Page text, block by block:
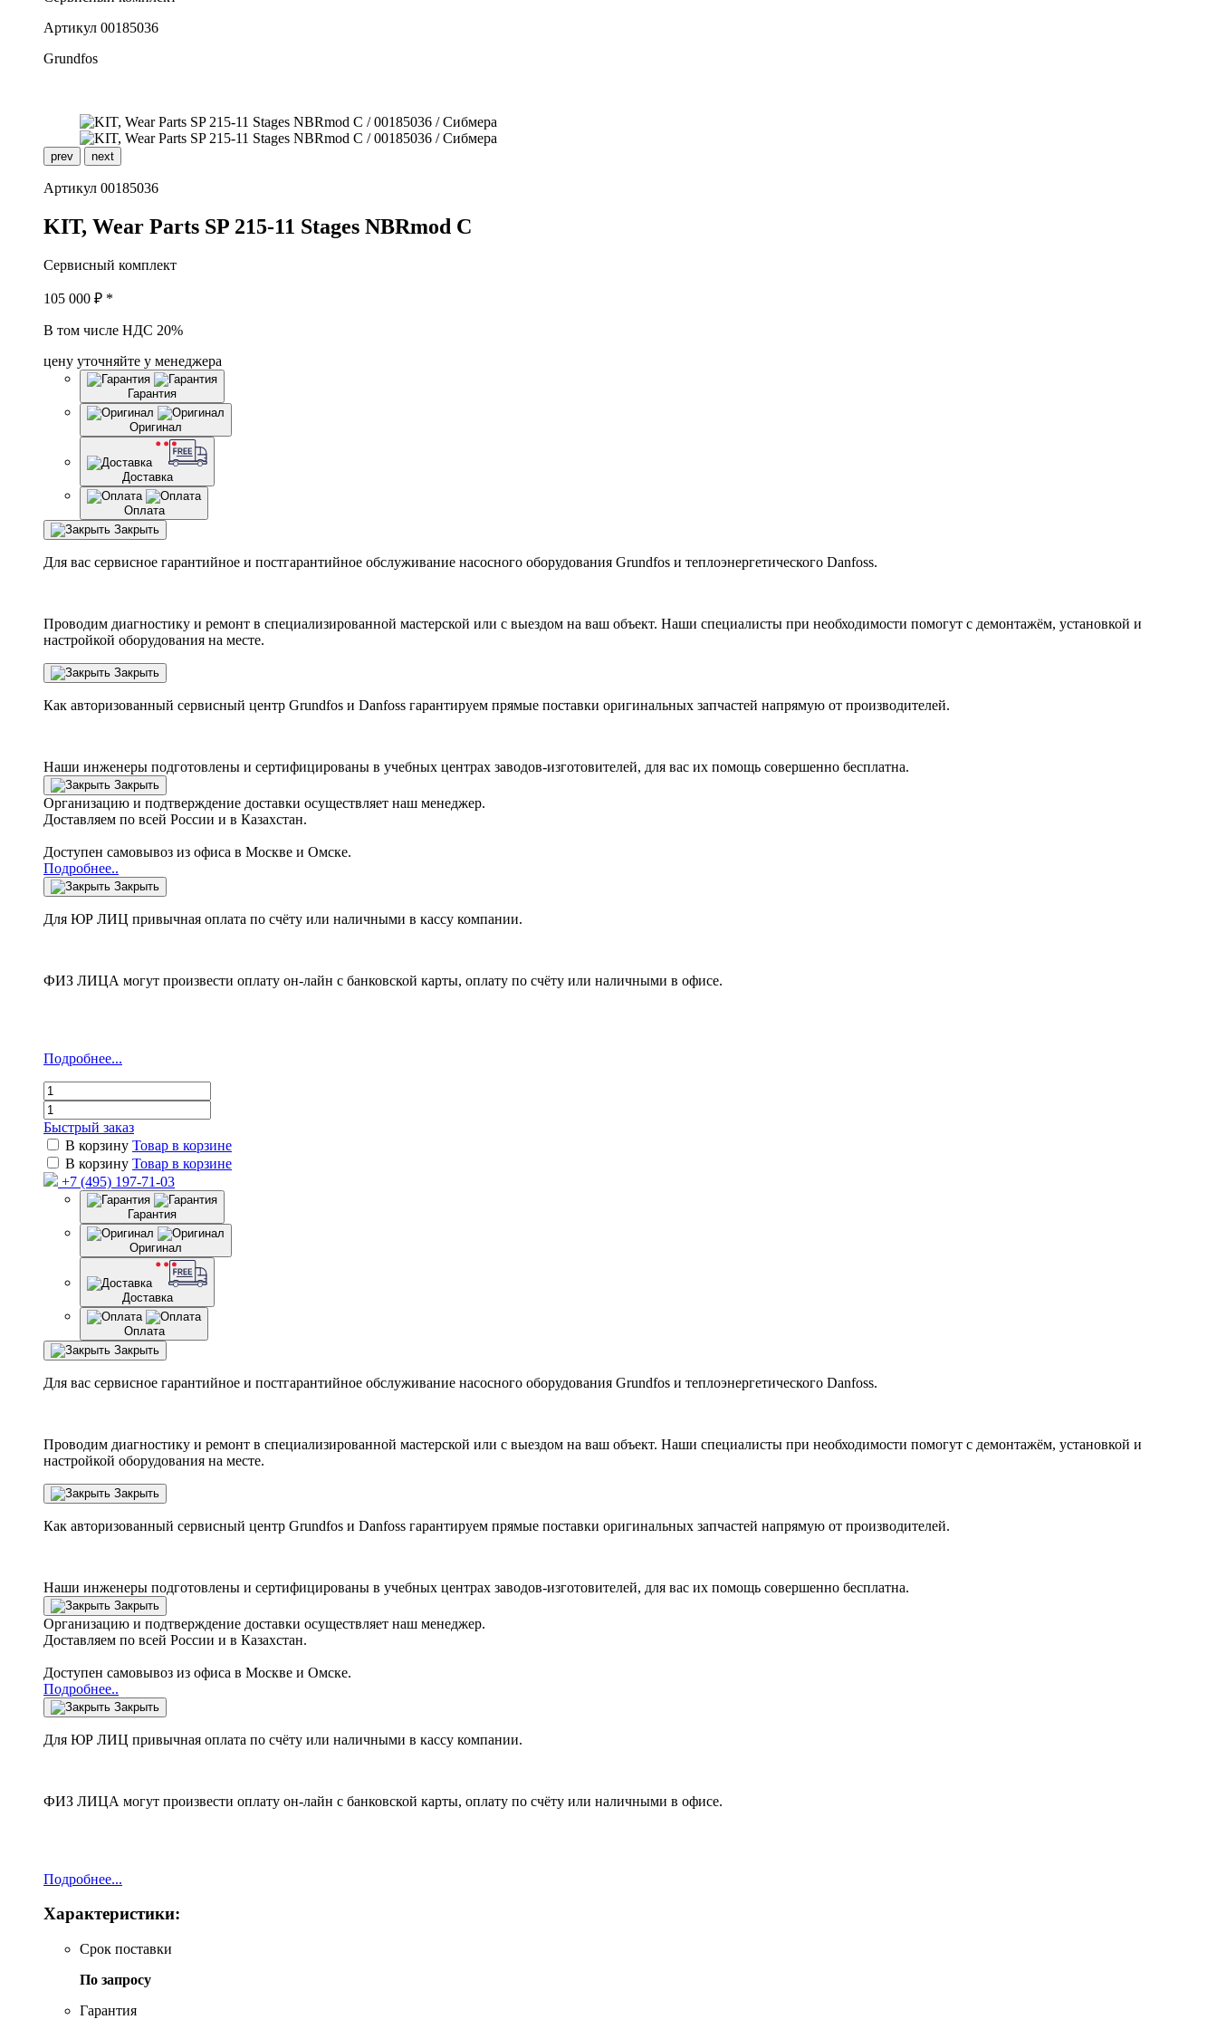
Артикул 00185036
Grundfos
prev next
Артикул 00185036
KIT, Wear Parts SP 215-11 Stages NBRmod C
Сервисный комплект
105 000 ₽ *
В том числе НДС 20%
цену уточняйте у менеджера
Гарантия
Оригинал
Доставка
Оплата
Закрыть
Для вас сервисное гарантийное и постгарантийное обслуживание насосного оборудования Grundfos и теплоэнергетического Danfoss.
Проводим диагностику и ремонт в специализированной мастерской или с выездом на ваш объект. Наши специалисты при необходимости помогут с демонтажём, установкой и
настройкой оборудования на месте.
Закрыть
Как авторизованный сервисный центр Grundfos и Danfoss гарантируем прямые поставки оригинальных запчастей напрямую от производителей.
Наши инженеры подготовлены и сертифицированы в учебных центрах заводов-изготовителей, для вас их помощь совершенно бесплатна.
Закрыть
Организацию и подтверждение доставки осуществляет наш менеджер.
Доставляем по всей России и в Казахстан.
Доступен самовывоз из офиса в Москве и Омске.
Подробнее..
Закрыть
Для ЮР ЛИЦ привычная оплата по счёту или наличными в кассу компании.
ФИЗ ЛИЦА могут произвести оплату он-лайн с банковской карты, оплату по счёту или наличными в офисе.
Подробнее...
Быстрый заказ
В корзину Товар в корзине
В корзину Товар в корзине
+7 (495) 197-71-03
Гарантия
Оригинал
Доставка
Оплата
Закрыть
Для вас сервисное гарантийное и постгарантийное обслуживание насосного оборудования Grundfos и теплоэнергетического Danfoss.
Проводим диагностику и ремонт в специализированной мастерской или с выездом на ваш объект. Наши специалисты при необходимости помогут с демонтажём, установкой и
настройкой оборудования на месте.
Закрыть
Как авторизованный сервисный центр Grundfos и Danfoss гарантируем прямые поставки оригинальных запчастей напрямую от производителей.
Наши инженеры подготовлены и сертифицированы в учебных центрах заводов-изготовителей, для вас их помощь совершенно бесплатна.
Закрыть
Организацию и подтверждение доставки осуществляет наш менеджер.
Доставляем по всей России и в Казахстан.
Доступен самовывоз из офиса в Москве и Омске.
Подробнее..
Закрыть
Для ЮР ЛИЦ привычная оплата по счёту или наличными в кассу компании.
ФИЗ ЛИЦА могут произвести оплату он-лайн с банковской карты, оплату по счёту или наличными в офисе.
Подробнее...
Характеристики:
Срок поставки
По запросу
Гарантия